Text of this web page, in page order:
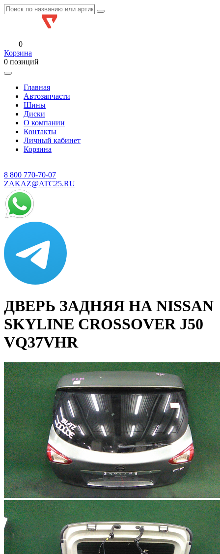
0
Корзина
0 позиций
Главная
Автозапчасти
Шины
Диски
О компании
Контакты
Личный кабинет
Корзина
8 800 770-70-07
ZAKAZ@ATC25.RU
ДВЕРЬ ЗАДНЯЯ НА NISSAN
SKYLINE CROSSOVER J50
VQ37VHR